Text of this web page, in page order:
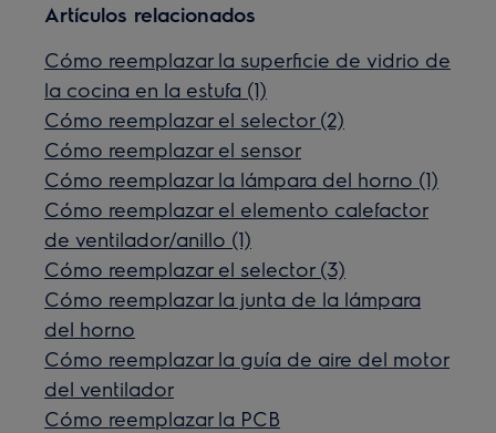
Artículos relacionados
Cómo reemplazar la superficie de vidrio de
la cocina en la estufa (1)
Cómo reemplazar el selector (2)
Cómo reemplazar el sensor
Cómo reemplazar la lámpara del horno (1)
Cómo reemplazar el elemento calefactor
de ventilador/anillo (1)
Cómo reemplazar el selector (3)
Cómo reemplazar la junta de la lámpara
del horno
Cómo reemplazar la guía de aire del motor
del ventilador
Cómo reemplazar la PCB